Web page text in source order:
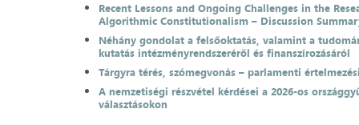
Recent Lessons and Ongoing Challenges in the
Algorithmic Constitutionalism – Discussion
Néhány gondolat a felsőoktatás, valamint a
kutatás intézményrendszeréről és finanszírozásáról
Tárgyra térés, szómegvonás – parlamenti
A nemzetiségi részvétel kérdései a 2026-os
választásokon